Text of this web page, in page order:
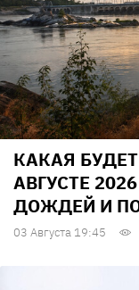
КАКАЯ
АВГУСТЕ
ДОЖДЕЙ И
03 Августа 19:45